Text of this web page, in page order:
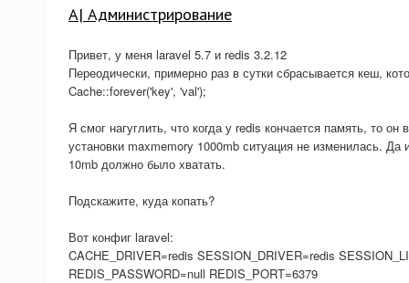
A| Администрирование
Привет, у меня laravel 5.7 и redis 3.2.12
Переодически, примерно раз в сутки сбрасывается кеш,
Cache::forever('key', 'val');
Я смог нагуглить, что когда у redis кончается память, то
установки maxmemory 1000mb ситуация не изменилась.
10mb должно было хватать.
Подскажите, куда копать?
Вот конфиг laravel:
CACHE_DRIVER=redis SESSION_DRIVER=redis
REDIS_PASSWORD=null REDIS_PORT=6379